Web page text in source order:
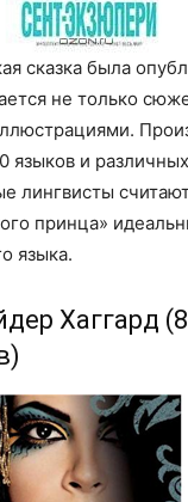
сказка была
не только
языков и
лингвисты
принца»
языка.
Хаггард